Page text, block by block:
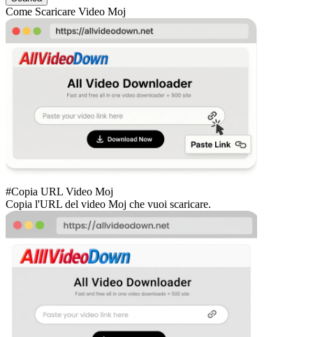
Come Scaricare Video Moj
#Copia URL Video Moj
Copia l'URL del video Moj che vuoi scaricare.